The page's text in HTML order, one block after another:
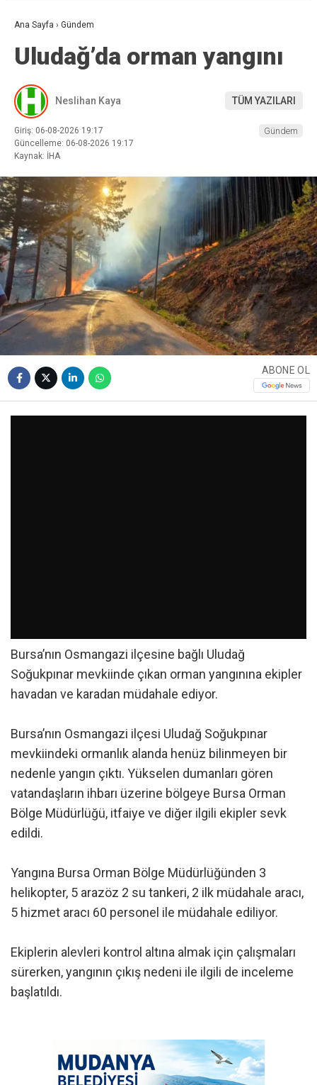
Ana Sayfa › Gündem
Uludağ’da orman yangını
Neslihan Kaya TÜM YAZILARI
Giriş: 06-08-2026 19:17
Güncelleme: 06-08-2026 19:17
Kaynak: İHA
Gündem
ABONE OL
Bursa’nın Osmangazi ilçesine bağlı Uludağ
Soğukpınar mevkiinde çıkan orman yangınına ekipler
havadan ve karadan müdahale ediyor.
Bursa’nın Osmangazi ilçesi Uludağ Soğukpınar
mevkiindeki ormanlık alanda henüz bilinmeyen bir
nedenle yangın çıktı. Yükselen dumanları gören
vatandaşların ihbarı üzerine bölgeye Bursa Orman
Bölge Müdürlüğü, itfaiye ve diğer ilgili ekipler sevk
edildi.
Yangına Bursa Orman Bölge Müdürlüğünden 3
helikopter, 5 arazöz 2 su tankeri, 2 ilk müdahale aracı,
5 hizmet aracı 60 personel ile müdahale ediliyor.
Ekiplerin alevleri kontrol altına almak için çalışmaları
sürerken, yangının çıkış nedeni ile ilgili de inceleme
başlatıldı.